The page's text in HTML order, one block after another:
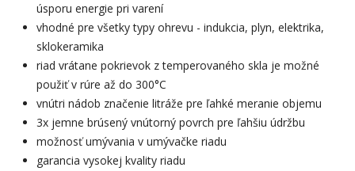
úsporu energie pri varení
vhodné pre všetky typy ohrevu - indukcia, plyn, elektrika,
sklokeramika
riad vrátane pokrievok z temperovaného skla je možné
použiť v rúre až do 300°C
vnútri nádob značenie litráže pre ľahké meranie objemu
3x jemne brúsený vnútorný povrch pre ľahšiu údržbu
možnosť umývania v umývačke riadu
garancia vysokej kvality riadu